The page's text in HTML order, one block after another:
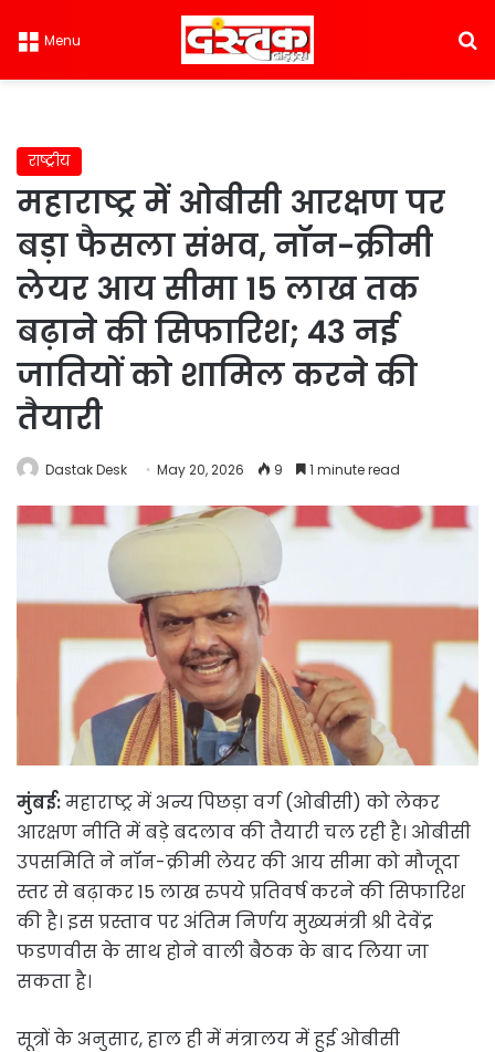
Menu
राष्ट्रीय
महाराष्ट्र में ओबीसी आरक्षण पर
बड़ा फैसला संभव, नॉन-क्रीमी
लेयर आय सीमा 15 लाख तक
बढ़ाने की सिफारिश; 43 नई
जातियों को शामिल करने की
तैयारी
Dastak Desk May 20, 2026 9 1 minute read
मुंबई:महाराष्ट्र में अन्य पिछड़ा वर्ग (ओबीसी) को लेकर
आरक्षण नीति में बड़े बदलाव की तैयारी चल रही है। ओबीसी
उपसमिति ने नॉन-क्रीमी लेयर की आय सीमा को मौजूदा
स्तर से बढ़ाकर 15 लाख रुपये प्रतिवर्ष करने की सिफारिश
की है। इस प्रस्ताव पर अंतिम निर्णय मुख्यमंत्री श्री देवेंद्र
फडणवीस के साथ होने वाली बैठक के बाद लिया जा
सकता है।
सूत्रों के अनुसार, हाल ही में मंत्रालय में हुई ओबीसी